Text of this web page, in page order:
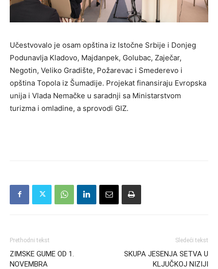
Učestvovalo je osam opština iz Istočne Srbije i Donjeg
Podunavlja Kladovo, Majdanpek, Golubac, Zaječar,
Negotin, Veliko Gradište, Požarevac i Smederevo i
opština Topola iz Šumadije. Projekat finansiraju Evropska
unija i Vlada Nemačke u saradnji sa Ministarstvom
turizma i omladine, a sprovodi GIZ.
Prethodni tekst
ZIMSKE GUME OD 1.
NOVEMBRA
Sledeći tekst
SKUPA JESENJA SETVA U
KLJUČKOJ NIZIJI